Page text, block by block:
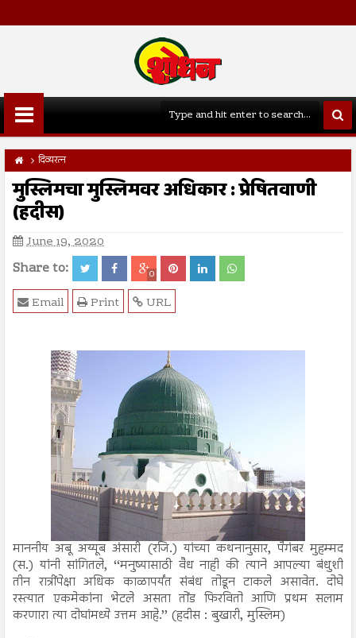
दिव्यरत्न
मुस्लिमचा मुस्लिमवर अधिकार : प्रेषितवाणी
(हदीस)
June 19, 2020
Share to: 0
URL
Print
Email
माननीय अबू अय्यूब अंसारी (रजि.) यांच्या कथनानुसार, पैगंबर मुहम्मद
(स.) यांनी सांगितले, ‘‘मनुष्यासाठी वैध नाही की त्याने आपल्या बंधुशी
तीन रात्रींपेक्षा अधिक काळापर्यंत संबंध तोडून टाकले असावेत. दोघे
रस्त्यात एकमेकांना भेटले असता तोंड फिरवितो आणि प्रथम सलाम
करणारा त्या दोघांमध्ये उत्तम आहे.’’ (हदीस : बुखारी, मुस्लिम)